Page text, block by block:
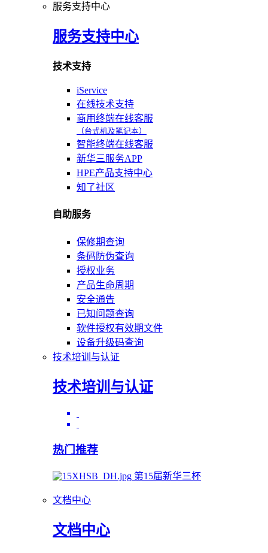
服务支持中心
服务支持中心
技术支持
iService
在线技术支持
商用终端在线客服
（台式机及笔记本）
智能终端在线客服
新华三服务APP
HPE产品支持中心
知了社区
自助服务
保修期查询
条码防伪查询
授权业务
产品生命周期
安全通告
已知问题查询
软件授权有效期文件
设备升级码查询
技术培训与认证
技术培训与认证
热门推荐
第15届新华三杯
文档中心
文档中心